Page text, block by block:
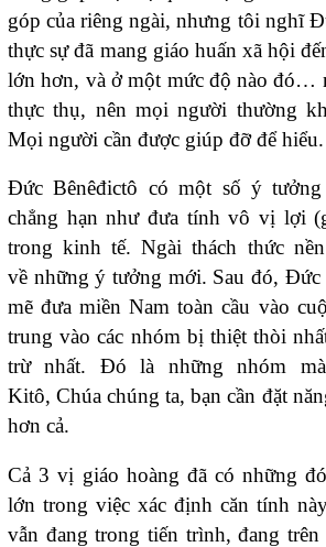
góp của riêng ngài, nhưng tôi nghĩ
thực sự đã mang giáo huấn xã hội
lớn hơn, và ở một mức độ nào đó…
thực thụ, nên mọi người thường
Mọi người cần được giúp đỡ để hiểu.
Đức Bênêđictô có một số ý
chẳng hạn như đưa tính vô vị lợi
trong kinh tế. Ngài thách thức
về những ý tưởng mới. Sau đó, Đức
mẽ đưa miền Nam toàn cầu vào
trung vào các nhóm bị thiệt thòi
trừ nhất. Đó là những nhóm
Kitô, Chúa chúng ta, bạn cần đặt
hơn cả.
Cả 3 vị giáo hoàng đã có những
lớn trong việc xác định căn tính
vẫn đang trong tiến trình, đang